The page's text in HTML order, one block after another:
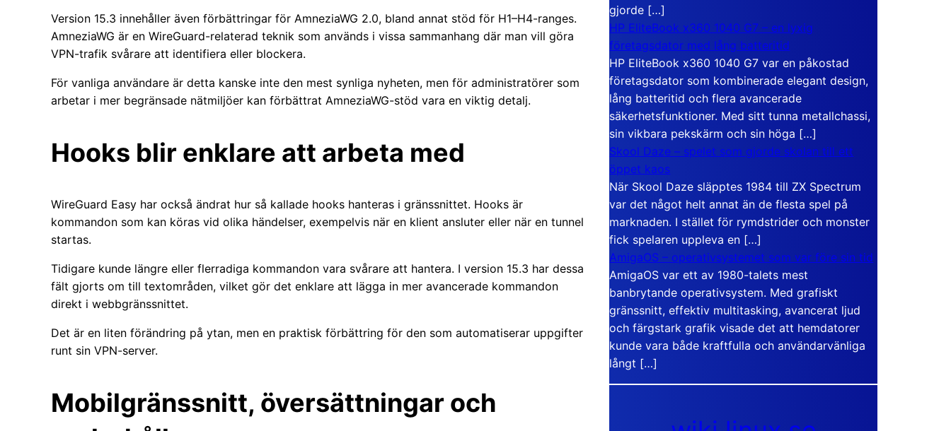
Version 15.3 innehåller även förbättringar för AmneziaWG 2.0, bland annat stöd för H1–H4-ranges.
AmneziaWG är en WireGuard-relaterad teknik som används i vissa sammanhang där man vill göra
VPN-trafik svårare att identifiera eller blockera.
För vanliga användare är detta kanske inte den mest synliga nyheten, men för administratörer som
arbetar i mer begränsade nätmiljöer kan förbättrat AmneziaWG-stöd vara en viktig detalj.
Hooks blir enklare att arbeta med
WireGuard Easy har också ändrat hur så kallade hooks hanteras i gränssnittet. Hooks är
kommandon som kan köras vid olika händelser, exempelvis när en klient ansluter eller när en tunnel
startas.
Tidigare kunde längre eller flerradiga kommandon vara svårare att hantera. I version 15.3 har dessa
fält gjorts om till textområden, vilket gör det enklare att lägga in mer avancerade kommandon
direkt i webbgränssnittet.
Det är en liten förändring på ytan, men en praktisk förbättring för den som automatiserar uppgifter
runt sin VPN-server.
Mobilgränssnitt, översättningar och
gjorde […]
HP EliteBook x360 1040 G7 – en lyxig
företagsdator med lång batteritid
HP EliteBook x360 1040 G7 var en påkostad
företagsdator som kombinerade elegant design,
lång batteritid och flera avancerade
säkerhetsfunktioner. Med sitt tunna metallchassi,
sin vikbara pekskärm och sin höga […]
Skool Daze – spelet som gjorde skolan till ett
öppet kaos
När Skool Daze släpptes 1984 till ZX Spectrum
var det något helt annat än de flesta spel på
marknaden. I stället för rymdstrider och monster
fick spelaren uppleva en […]
AmigaOS – operativsystemet som var före sin tid
AmigaOS var ett av 1980-talets mest
banbrytande operativsystem. Med grafiskt
gränssnitt, effektiv multitasking, avancerat ljud
och färgstark grafik visade det att hemdatorer
kunde vara både kraftfulla och användarvänliga
långt […]